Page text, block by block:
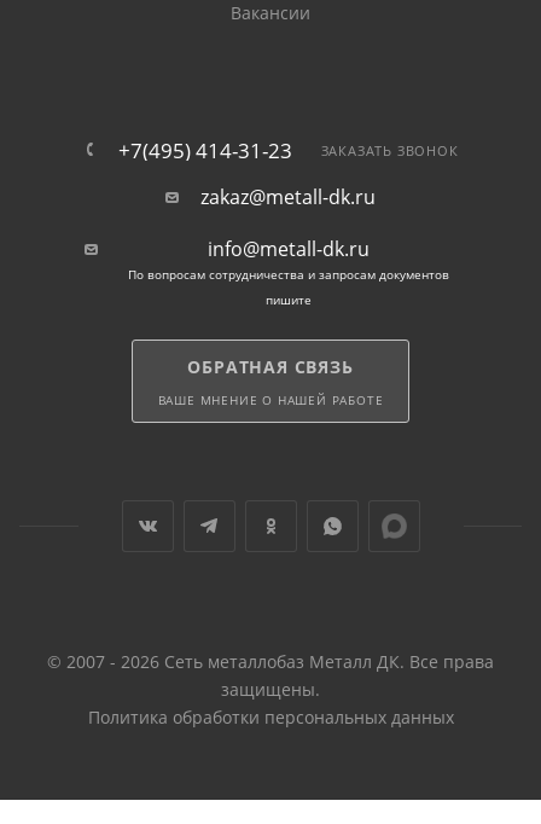
Вакансии
+7(495) 414-31-23 ЗАКАЗАТЬ ЗВОНОК
zakaz@metall-dk.ru
info@metall-dk.ru
По вопросам сотрудничества и запросам документов
пишите
ОБРАТНАЯ СВЯЗЬ
ВАШЕ МНЕНИЕ О НАШЕЙ РАБОТЕ
© 2007 - 2026 Сеть металлобаз Металл ДК. Все права
защищены.
Политика обработки персональных данных